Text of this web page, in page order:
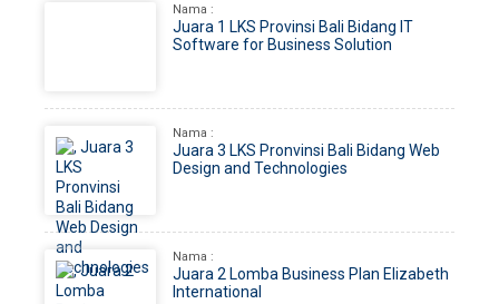
Nama :
Juara 1 LKS Provinsi Bali Bidang IT
Software for Business Solution
Nama :
Juara 3 LKS Pronvinsi Bali Bidang Web
Design and Technologies
Nama :
Juara 2 Lomba Business Plan Elizabeth
International